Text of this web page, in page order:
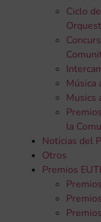
Ciclo
Música
Musics
la
Noticias del
Otros
Premios